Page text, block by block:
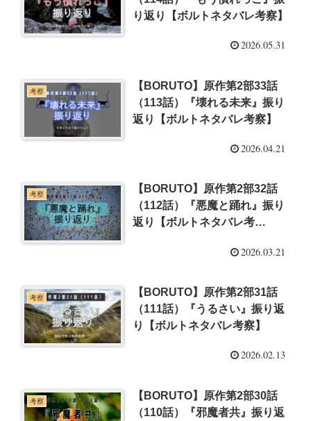
り返り【ボルトネタバレ考察】
2026.05.31
考察
【BORUTO】原作第2部33話
（113話）『壊れる未来』振り
返り【ボルトネタバレ考察】
2026.04.21
考察
【BORUTO】原作第2部32話
（112話）『悪魔と踊れ』振り
返り【ボルトネタバレ考
2026.03.21
考察
【BORUTO】原作第2部31話
（111話）『うるさい』振り返
り【ボルトネタバレ考察】
2026.02.13
考察
【BORUTO】原作第2部30話
（110話）『邪魔者共』振り返